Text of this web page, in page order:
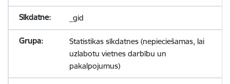
_gid
Statistikas sīkdatnes (nepieciešamas, lai
uzlabotu vietnes darbību un
pakalpojumus)